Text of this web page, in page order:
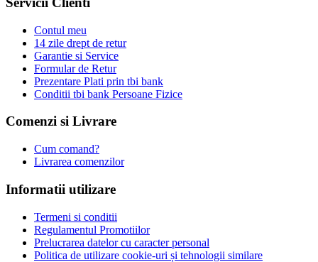
Contul meu
14 zile drept de retur
Garantie si Service
Formular de Retur
Prezentare Plati prin tbi bank
Conditii tbi bank Persoane Fizice
Comenzi si Livrare
Cum comand?
Livrarea comenzilor
Informatii utilizare
Termeni si conditii
Regulamentul Promotiilor
Prelucrarea datelor cu caracter personal
Politica de utilizare cookie-uri și tehnologii similare